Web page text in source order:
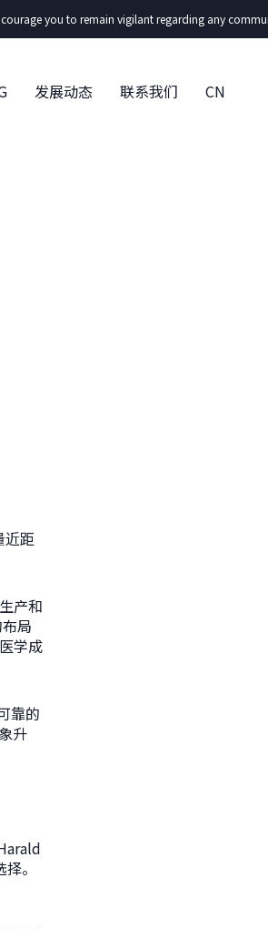
you to remain vigilant regarding any
发展动态 联系我们 CN
近距
产和
局
学成
靠的
升
。